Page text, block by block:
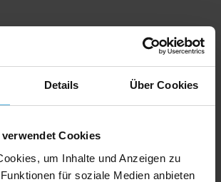
Details Über Cookies
Cookies
um Inhalte und Anzeigen zu
für soziale Medien anbieten
für DIN A3 Dokumente:
40x50cm (Falzmaß)
DIN A3 (42x29,7cm)
hochwertiges MDF - ummantelt